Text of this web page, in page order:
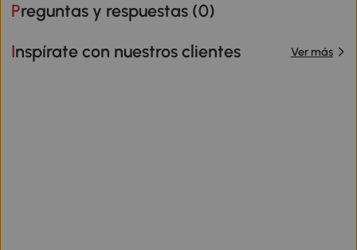
Preguntas y respuestas (0)
Inspírate con nuestros clientes Ver más